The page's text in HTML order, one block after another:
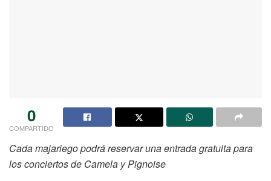
0
COMPARTIDO
Cada majariego podrá reservar una entrada gratuita para
los conciertos de Camela y Pignoise